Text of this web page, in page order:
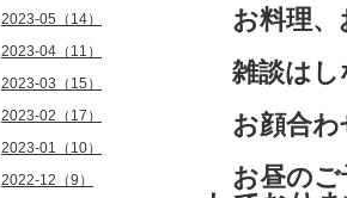
お料理、
雑談はし
お顔合わ
お昼のご
2023-05（14）
2023-04（11）
2023-03（15）
2023-02（17）
2023-01（10）
2022-12（9）